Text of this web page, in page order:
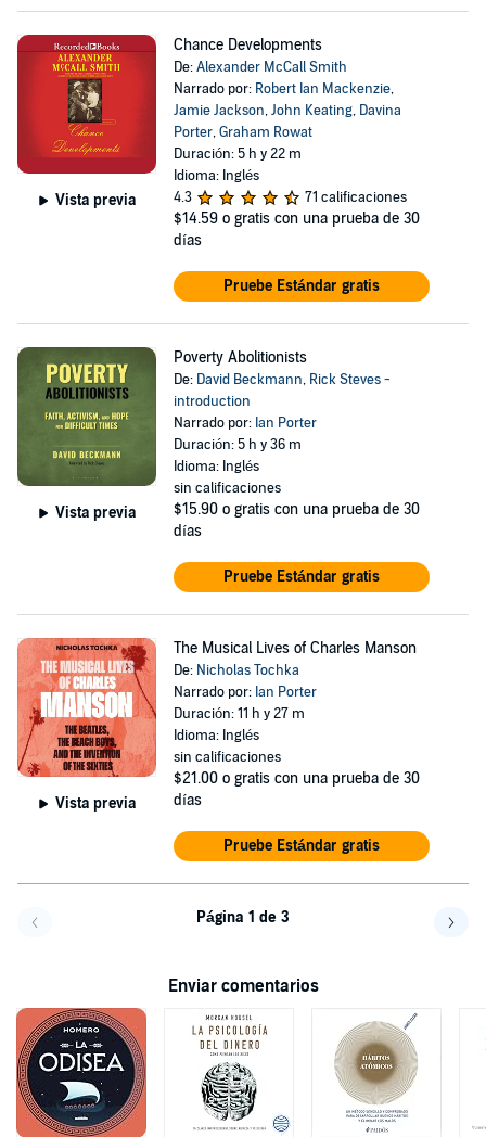
Vista previa
Chance Developments
De:Alexander McCall Smith
Narrado por: Robert Ian Mackenzie,
Jamie Jackson,John Keating, Davina
Porter,Graham Rowat
Duración: 5 h y 22 m
Idioma: Inglés
4.3
71 calificaciones
$14.59 o gratis con una prueba de 30
días
Pruebe Estándar gratis
Vista previa
Poverty Abolitionists
De: David Beckmann, Rick Steves -
introduction
Narrado por: Ian Porter
Duración: 5 h y 36 m
Idioma: Inglés
sin calificaciones
$15.90 o gratis con una prueba de 30
días
Pruebe Estándar gratis
Vista previa
The Musical Lives of Charles Manson
De: Nicholas Tochka
Narrado por: Ian Porter
Duración: 11 h y 27 m
Idioma: Inglés
sin calificaciones
$21.00 o gratis con una prueba de 30
días
Pruebe Estándar gratis
Página 1 de 3
Enviar comentarios